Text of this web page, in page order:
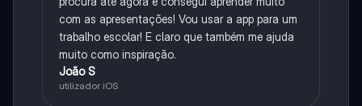
com as apresentações! Vou usar a app para um
trabalho escolar! E claro que também me ajuda
muito como inspiração.
João S
utilizador iOS